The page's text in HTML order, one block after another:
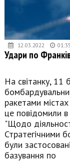
12.03.2022 01:35
Удари по
На світанку, 11
ракетами
це повідомили
"Щодо
були
базування по